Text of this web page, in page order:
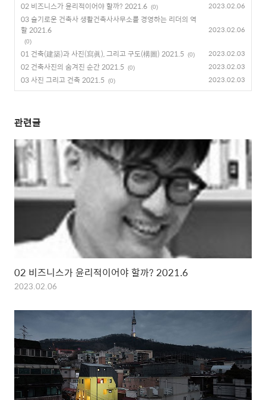
02 비즈니스가 윤리적이어야 할까? 2021.6 (0) 2023.02.06
03 슬기로운 건축사 생활건축사사무소를 경영하는 리더의 역
할 2021.6
(0)
2023.02.06
01 건축(建築)과 사진(寫眞), 그리고 구도(構圖) 2021.5 (0) 2023.02.03
02 건축사진의 숨겨진 순간 2021.5 (0) 2023.02.03
03 사진 그리고 건축 2021.5 (0) 2023.02.03
관련글
02 비즈니스가 윤리적이어야 할까? 2021.6
2023.02.06